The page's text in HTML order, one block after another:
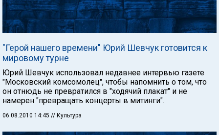
"Герой нашего времени" Юрий Шевчук готовится к
мировому турне
Юрий Шевчук использовал недавнее интервью газете
"Московский комсомолец", чтобы напомнить о том, что
он отнюдь не превратился в "ходячий плакат" и не
намерен "превращать концерты в митинги".
06.08.2010 14:45 // Культура